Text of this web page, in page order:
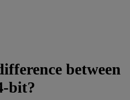
between
bit?